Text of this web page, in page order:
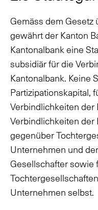
Gemäss dem Gesetz
gewährt der Kanton
Kantonalbank eine
subsidiär für die
Kantonalbank. Keine
Partizipationskapital,
Verbindlichkeiten der
Verbindlichkeiten der
gegenüber
Unternehmen und
Gesellschafter sowie
Unternehmen selbst.